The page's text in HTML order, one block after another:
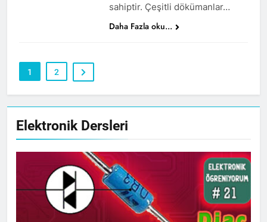
Elektronik Dersleri
sahiptir. Çeşitli dökümanlar…
Daha Fazla oku...
1 2